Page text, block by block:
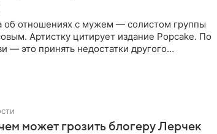
об отношениях с мужем — солистом группы
Артистку цитирует издание Popcake. По
— это принять недостатки другого
может грозить блогеру Лерчек